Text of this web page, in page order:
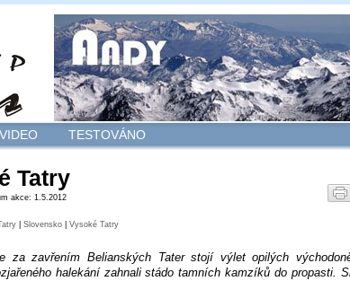
VIDEO TESTOVÁNO
Tatry
akce: 1.5.2012
Slovensko Vysoké Tatry
za zavřením Belianských Tater stojí výlet opilých
halekání zahnali stádo tamních kamzíků do propasti.